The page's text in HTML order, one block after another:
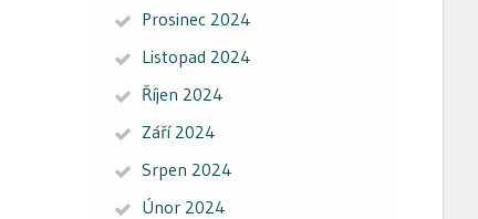
Prosinec 2024
Listopad 2024
Říjen 2024
Září 2024
Srpen 2024
Únor 2024